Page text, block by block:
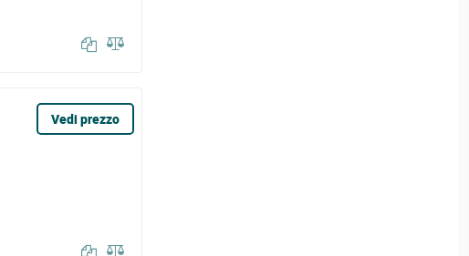
Vedi prezzo